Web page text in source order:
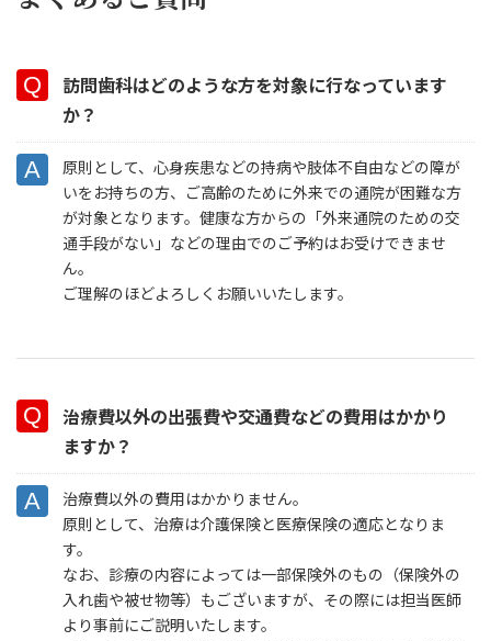
訪問歯科はどのような方を対象に行なっています
か？
原則として、心身疾患などの持病や肢体不自由などの障が
いをお持ちの方、ご高齢のために外来での通院が困難な方
が対象となります。健康な方からの「外来通院のための交
通手段がない」などの理由でのご予約はお受けできませ
ん。
ご理解のほどよろしくお願いいたします。
治療費以外の出張費や交通費などの費用はかかり
ますか？
治療費以外の費用はかかりません。
原則として、治療は介護保険と医療保険の適応となりま
す。
なお、診療の内容によっては一部保険外のもの（保険外の
入れ歯や被せ物等）もございますが、その際には担当医師
より事前にご説明いたします。